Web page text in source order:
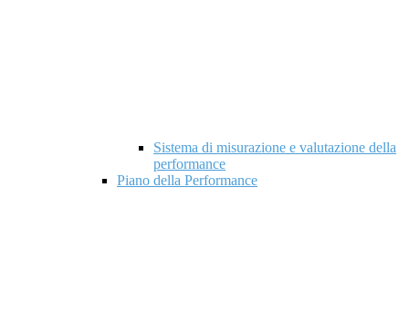
Sistema di misurazione e valutazione della
performance
Piano della Performance